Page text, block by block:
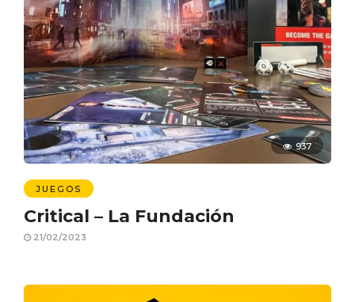
937
JUEGOS
Critical – La Fundación
21/02/2023